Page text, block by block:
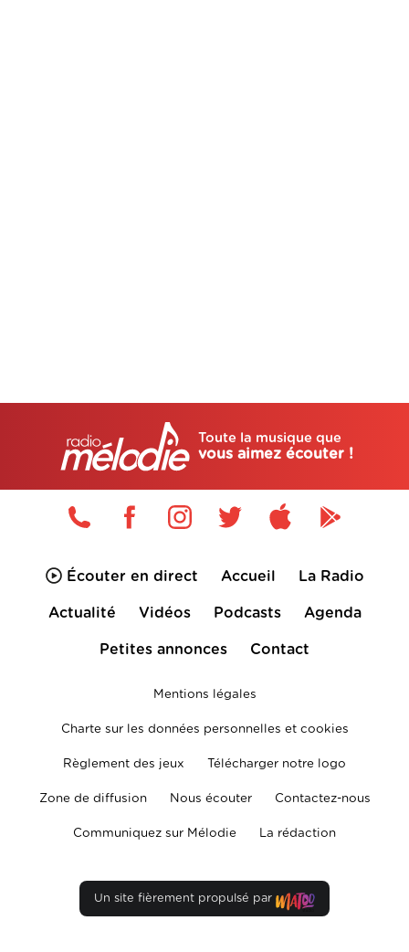
Toute la musique que
vous aimez écouter !
Écouter en direct Accueil La Radio
Actualité Vidéos Podcasts Agenda
Petites annonces Contact
Mentions légales
Charte sur les données personnelles et cookies
Règlement des jeux Télécharger notre logo
Zone de diffusion Nous écouter Contactez-nous
Communiquez sur Mélodie La rédaction
Un site fièrement propulsé par